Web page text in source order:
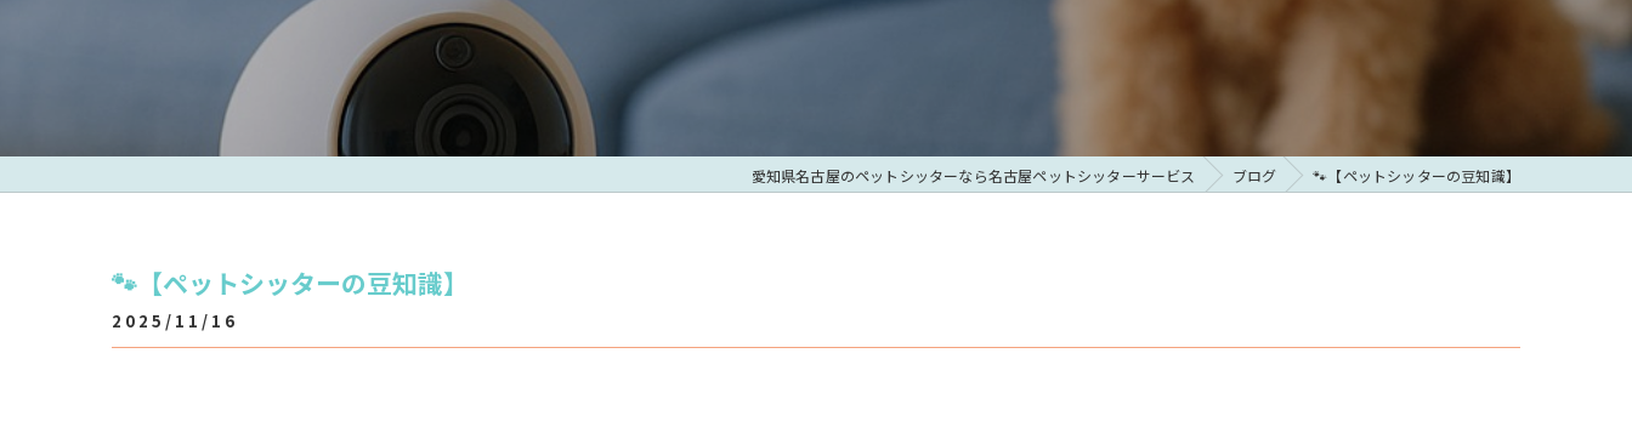
愛知県名古屋のペットシッターなら名古屋ペットシッターサービス ブログ 🐾【ペットシッターの豆知識】
🐾【ペットシッターの豆知識】
2025/11/16